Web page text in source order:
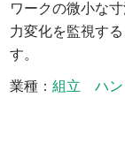
ワークの微小な
力変化を監視す
す。
業種 組立 ハ